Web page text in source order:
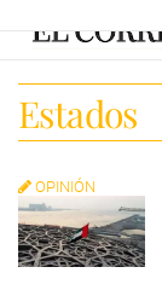
Estados
OPINIÓN